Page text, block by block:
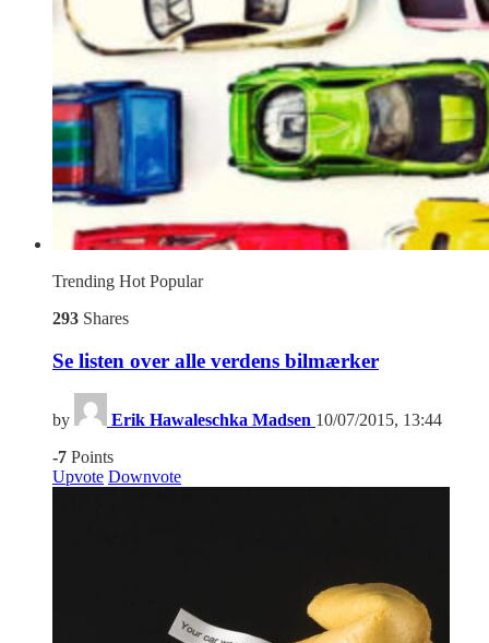
Trending Hot Popular
293 Shares
Se listen over alle verdens bilmærker
by Erik Hawaleschka Madsen 10/07/2015, 13:44
-7 Points
Upvote Downvote